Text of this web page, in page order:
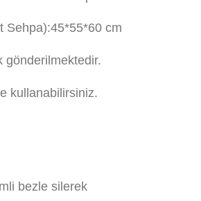
Sehpa):45*55*60 cm
gönderilmektedir.
kullanabilirsiniz.
bezle silerek